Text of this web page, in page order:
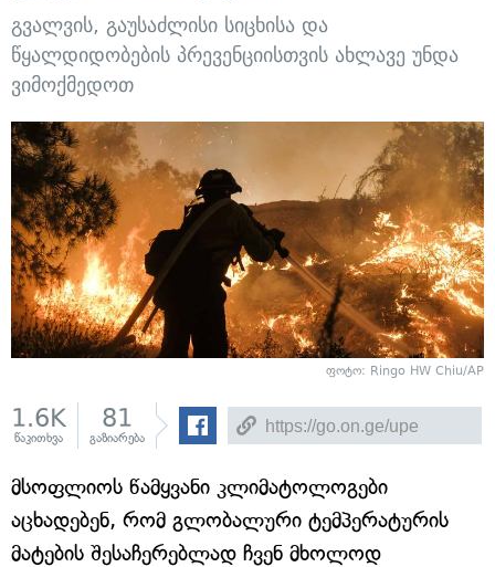
გვალვის, გაუსაძლისი სიცხისა და
წყალდიდობების პრევენციისთვის ახლავე უნდა
ვიმოქმედოთ
ფოტო: Ringo HW Chiu/AP
1.6K
წაკითხვა
81
გაზიარება
მსოფლიოს წამყვანი კლიმატოლოგები
აცხადებენ, რომ გლობალური ტემპერატურის
მატების შესაჩერებლად ჩვენ მხოლოდ